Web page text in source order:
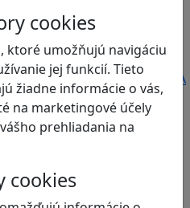
cookies
ktoré umožňujú navigáciu
jej funkcií. Tieto
žiadne informácie o vás,
na marketingové účely
prehliadania na
cookies
aby ste
A Wildlife
z rodiny,…